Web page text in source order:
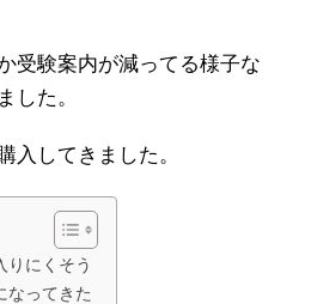
受験案内が減ってる様子な
した。
入してきました。
りにくそう
なってきた